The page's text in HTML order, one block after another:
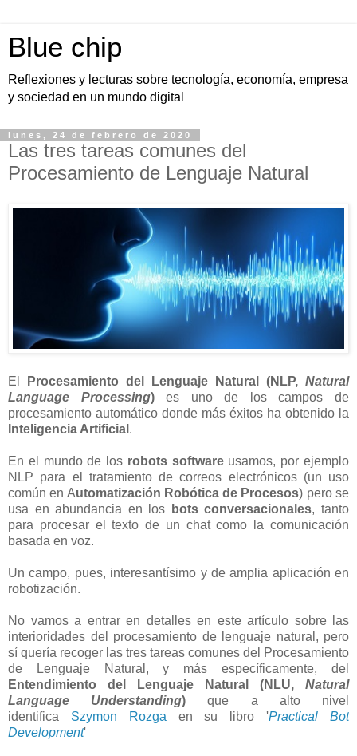
Blue chip
Reflexiones y lecturas sobre tecnología, economía, empresa
y sociedad en un mundo digital
lunes, 24 de febrero de 2020
Las tres tareas comunes del
Procesamiento de Lenguaje Natural
El Procesamiento del Lenguaje Natural (NLP, Natural
Language Processing)es uno de los campos de
procesamiento automático donde más éxitos ha obtenido la
Inteligencia Artificial .
En el mundo de los robots softwareusamos, por ejemplo
NLP para el tratamiento de correos electrónicos (un uso
común en Automatización Robótica de Procesos) pero se
usa en abundancia en los
bots conversacionales, tanto
para procesar el texto de un chat como la comunicación
basada en voz.
Un campo, pues, interesantísimo y de amplia aplicación en
robotización.
No vamos a entrar en detalles en este artículo sobre las
interioridades del procesamiento de lenguaje natural, pero
sí quería recoger las tres tareas comunes del Procesamiento
de Lenguaje Natural, y más específicamente, del
Entendimiento del Lenguaje Natural
(NLU, Natural
Language Understanding) que a alto nivel
identifica Szymon Rozga en su libro 'Practical Bot
Development'